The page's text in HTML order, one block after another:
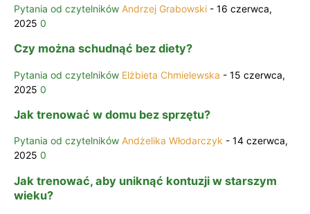
Pytania od czytelników Andrzej Grabowski - 16 czerwca,
2025 0
Czy można schudnąć bez diety?
Pytania od czytelników Elżbieta Chmielewska - 15 czerwca,
2025 0
Jak trenować w domu bez sprzętu?
Pytania od czytelników Andżelika Włodarczyk - 14 czerwca,
2025 0
Jak trenować, aby uniknąć kontuzji w starszym
wieku?